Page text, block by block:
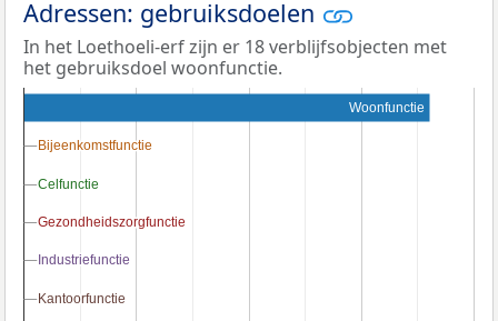
Adressen: gebruiksdoelen
In het Loethoeli-erf zijn er 18 verblijfsobjecten met
het gebruiksdoel woonfunctie.
Woonfunctie
Bijeenkomstfunctie
Bijeenkomstfunctie
Celfunctie
Celfunctie
Gezondheidszorgfunctie
Gezondheidszorgfunctie
Industriefunctie
Industriefunctie
Kantoorfunctie
Kantoorfunctie